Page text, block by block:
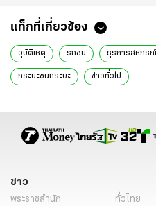
แท็กที่เกี่ยวข้อง
อุบัติเหตุ รถชน ธุรการสหกรณ์
กระบะชนกระบะ ข่าวทั่วไป
ข่าว
พระราชสำนัก ทั่วไทย